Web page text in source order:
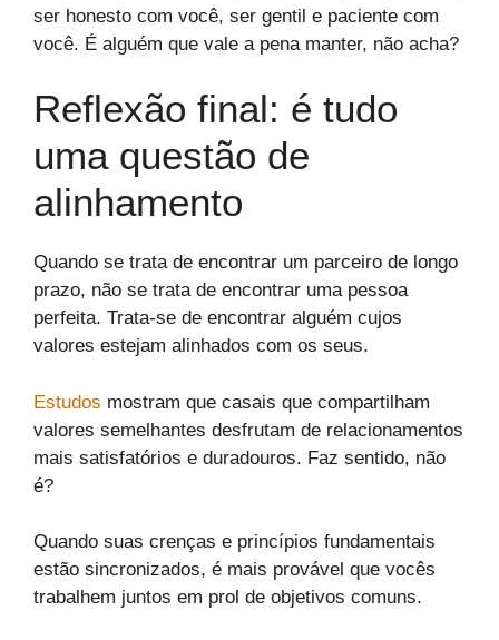
ser honesto com você, ser gentil e paciente com
você. É alguém que vale a pena manter, não acha?
Reflexão final: é tudo
uma questão de
alinhamento
Quando se trata de encontrar um parceiro de longo
prazo, não se trata de encontrar uma pessoa
perfeita. Trata-se de encontrar alguém cujos
valores estejam alinhados com os seus.
Estudos mostram que casais que compartilham
valores semelhantes desfrutam de relacionamentos
mais satisfatórios e duradouros. Faz sentido, não
é?
Quando suas crenças e princípios fundamentais
estão sincronizados, é mais provável que vocês
trabalhem juntos em prol de objetivos comuns.